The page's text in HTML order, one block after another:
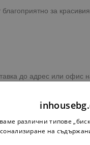
за
до адрес или офис
преглед при
различни типове
на